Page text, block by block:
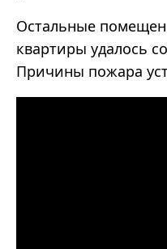
Остальные
квартиры удалось
Причины пожара